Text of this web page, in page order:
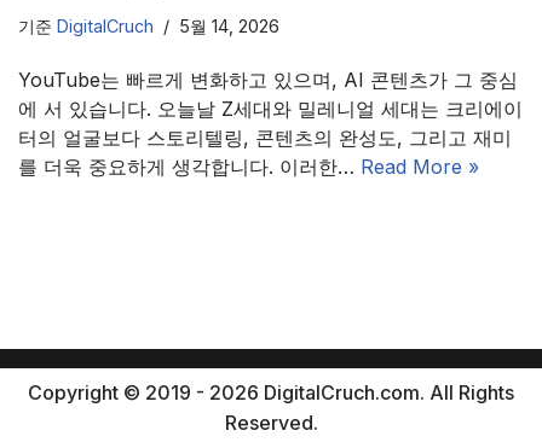
기준 DigitalCruch 5월 14, 2026
YouTube는 빠르게 변화하고 있으며, AI 콘텐츠가 그 중심
에 서 있습니다. 오늘날 Z세대와 밀레니얼 세대는 크리에이
터의 얼굴보다 스토리텔링, 콘텐츠의 완성도, 그리고 재미
를 더욱 중요하게 생각합니다. 이러한… Read More »
Copyright © 2019 - 2026 DigitalCruch.com. All Rights
Reserved.